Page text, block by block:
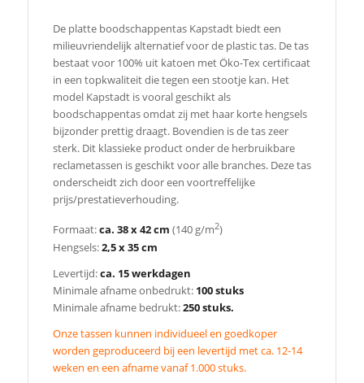
De platte boodschappentas Kapstadt biedt een
milieuvriendelijk alternatief voor de plastic tas. De tas
bestaat voor 100% uit katoen met Öko-Tex certificaat
in een topkwaliteit die tegen een stootje kan. Het
model Kapstadt is vooral geschikt als
boodschappentas omdat zij met haar korte hengsels
bijzonder prettig draagt. Bovendien is de tas zeer
sterk. Dit klassieke product onder de herbruikbare
reclametassen is geschikt voor alle branches. Deze tas
onderscheidt zich door een voortreffelijke
prijs/prestatieverhouding.
Formaat:ca. 38 x 42 cm (140 g/m2)
Hengsels:2,5 x 35 cm
Levertijd:ca. 15 werkdagen
Minimale afname onbedrukt: 100 stuks
Minimale afname bedrukt:250 stuks.
Onze tassen kunnen individueel en goedkoper
worden geproduceerd bij een levertijd met ca. 12-14
weken en een afname vanaf 1.000 stuks.